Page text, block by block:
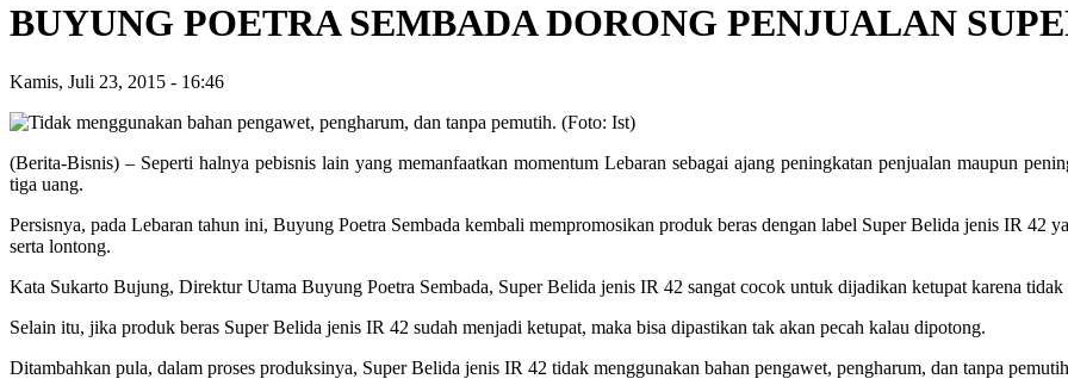
BUYUNG POETRA SEMBADA DORONG PENJUALAN
Kamis, Juli 23, 2015 - 16:46
(Berita-Bisnis) – Seperti halnya pebisnis lain yang memanfaatkan momentum Lebaran sebagai ajang peningkatan penjualan maupun
tiga uang.
Persisnya, pada Lebaran tahun ini, Buyung Poetra Sembada kembali mempromosikan produk beras dengan label Super Belida jenis IR 42
serta lontong.
Kata Sukarto Bujung, Direktur Utama Buyung Poetra Sembada, Super Belida jenis IR 42 sangat cocok untuk dijadikan ketupat karena
Selain itu, jika produk beras Super Belida jenis IR 42 sudah menjadi ketupat, maka bisa dipastikan tak akan pecah kalau dipotong.
Ditambahkan pula, dalam proses produksinya, Super Belida jenis IR 42 tidak menggunakan bahan pengawet, pengharum, dan tanpa